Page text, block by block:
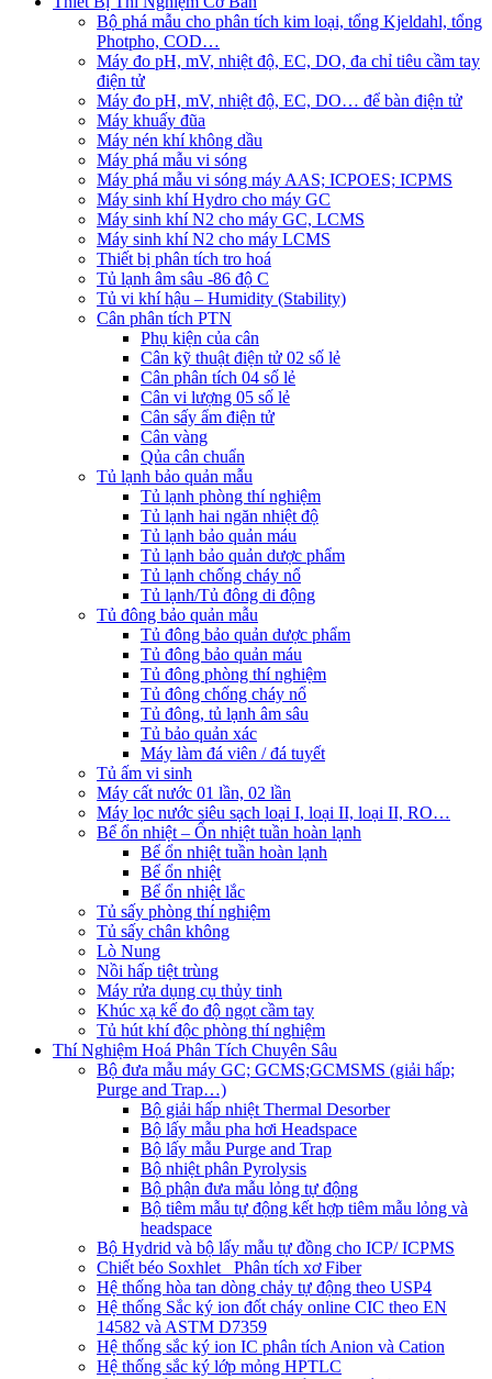
Bộ phá mẫu cho phân tích kim loại, tổng Kjeldahl, tổng
Photpho, COD…
Máy đo pH, mV, nhiệt độ, EC, DO, đa chỉ tiêu cầm tay
điện tử
Máy đo pH, mV, nhiệt độ, EC, DO… để bàn điện tử
Máy khuấy đũa
Máy nén khí không dầu
Máy phá mẫu vi sóng
Máy phá mẫu vi sóng máy AAS; ICPOES; ICPMS
Máy sinh khí Hydro cho máy GC
Máy sinh khí N2 cho máy GC, LCMS
Máy sinh khí N2 cho máy LCMS
Thiết bị phân tích tro hoá
Tủ lạnh âm sâu -86 độ C
Tủ vi khí hậu – Humidity (Stability)
Cân phân tích PTN
Phụ kiện của cân
Cân kỹ thuật điện tử 02 số lẻ
Cân phân tích 04 số lẻ
Cân vi lượng 05 số lẻ
Cân sấy ẩm điện tử
Cân vàng
Qủa cân chuẩn
Tủ lạnh bảo quản mẫu
Tủ lạnh phòng thí nghiệm
Tủ lạnh hai ngăn nhiệt độ
Tủ lạnh bảo quản máu
Tủ lạnh bảo quản dược phẩm
Tủ lạnh chống cháy nổ
Tủ lạnh/Tủ đông di động
Tủ đông bảo quản mẫu
Tủ đông bảo quản dược phẩm
Tủ đông bảo quản máu
Tủ đông phòng thí nghiệm
Tủ đông chống cháy nổ
Tủ đông, tủ lạnh âm sâu
Tủ bảo quản xác
Máy làm đá viên / đá tuyết
Tủ ấm vi sinh
Máy cất nước 01 lần, 02 lần
Máy lọc nước siêu sạch loại I, loại II, loại II, RO…
Bể ổn nhiệt – Ổn nhiệt tuần hoàn lạnh
Bể ổn nhiệt tuần hoàn lạnh
Bể ổn nhiệt
Bể ổn nhiệt lắc
Tủ sấy phòng thí nghiệm
Tủ sấy chân không
Lò Nung
Nồi hấp tiệt trùng
Máy rửa dụng cụ thủy tinh
Khúc xạ kế đo độ ngọt cầm tay
Tủ hút khí độc phòng thí nghiệm
Thí Nghiệm Hoá Phân Tích Chuyên Sâu
Bộ đưa mẫu máy GC; GCMS;GCMSMS (giải hấp;
Purge and Trap…)
Bộ giải hấp nhiệt Thermal Desorber
Bộ lấy mẫu pha hơi Headspace
Bộ lấy mẫu Purge and Trap
Bộ nhiệt phân Pyrolysis
Bộ phận đưa mẫu lỏng tự động
Bộ tiêm mẫu tự động kết hợp tiêm mẫu lỏng và
headspace
Bộ Hydrid và bộ lấy mẫu tự đồng cho ICP/ ICPMS
Chiết béo Soxhlet_ Phân tích xơ Fiber
Hệ thống hòa tan dòng chảy tự động theo USP4
Hệ thống Sắc ký ion đốt cháy online CIC theo EN
14582 và ASTM D7359
Hệ thống sắc ký ion IC phân tích Anion và Cation
Hệ thống sắc ký lớp mỏng HPTLC